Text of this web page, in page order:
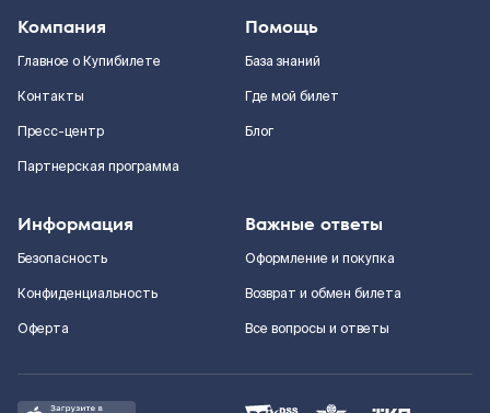
Компания
Главное о Купибилете
Контакты
Пресс-центр
Партнерская программа
Помощь
База знаний
Где мой билет
Блог
Информация
Безопасность
Конфиденциальность
Оферта
Важные ответы
Оформление и покупка
Возврат и обмен билета
Все вопросы и ответы